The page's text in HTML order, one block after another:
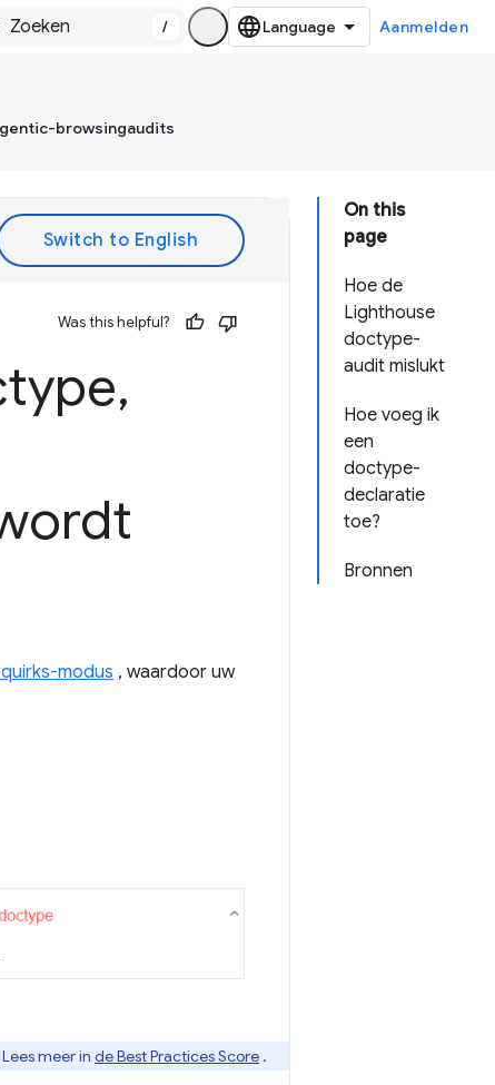
/ Aanmelden
browsingaudits
On this
page
Hoe de
Lighthouse
doctype-
audit mislukt
Hoe voeg ik
een
doctype-
declaratie
toe?
Bronnen
Was this helpful?
,
modus , waardoor uw
meer in de Best Practices Score .